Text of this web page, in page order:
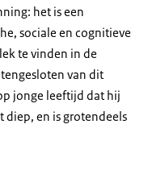
het is een
sociale en cognitieve
te vinden in de
van dit
jonge leeftijd dat hij
diep, en is grotendeels